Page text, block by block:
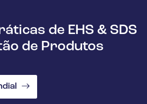
de EHS & SDS
de Produtos